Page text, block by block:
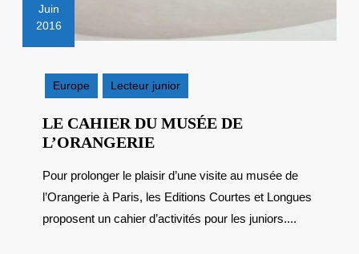
Juin
2016
2016
Europe
Lecteur junior
LE CAHIER DU MUSÉE DE
L’ORANGERIELE
DU
MUSÉE
DE
Pour prolonger le plaisir d’une visite au musée de
l’Orangerie à Paris, les Editions Courtes et Longues
proposent un cahier d’activités pour les juniors....